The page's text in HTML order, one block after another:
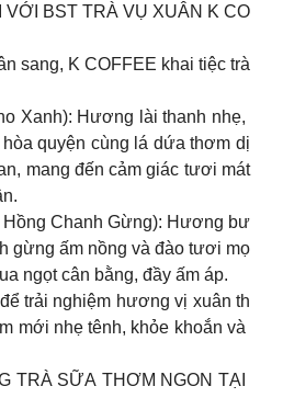
BST TRÀ VỤ XUÂN K CO
sang, K COFFEE khai tiệc trà
Xanh): Hương lài thanh nhẹ,
quyện cùng lá dứa thơm dị
mang đến cảm giác tươi mát
Chanh Gừng): Hương bư
gừng ấm nồng và đào tươi mọ
ngọt cân bằng, đầy ấm áp.
trải nghiệm hương vị xuân th
mới nhẹ tênh, khỏe khoắn và
TRÀ SỮA THƠM NGON TẠI